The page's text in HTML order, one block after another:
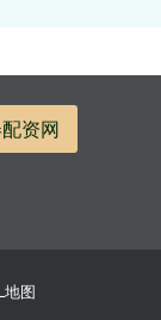
资网
地图